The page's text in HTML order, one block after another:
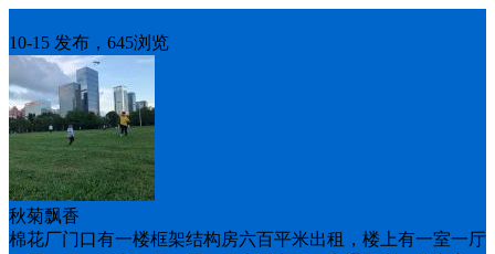
10-15 发布，645浏览
秋菊飘香
棉花厂门口有一楼框架结构房六百平米出租，楼上有一室一厅